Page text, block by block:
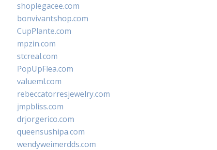
shoplegacee.com
bonvivantshop.com
CupPlante.com
mpzin.com
stcreal.com
PopUpFlea.com
valueml.com
rebeccatorresjewelry.com
jmpbliss.com
drjorgerico.com
queensushipa.com
wendyweimerdds.com